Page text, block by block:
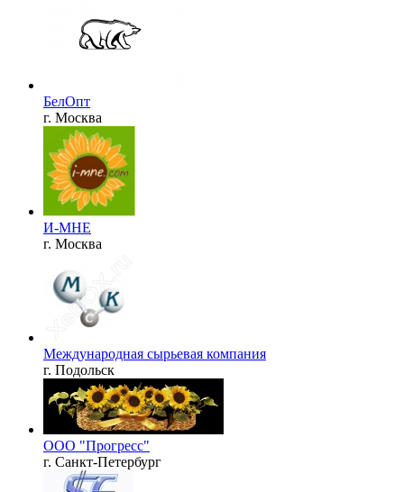
БелОпт
г. Москва
И-МНЕ
г. Москва
Международная сырьевая компания
г. Подольск
ООО "Прогресс"
г. Санкт-Петербург